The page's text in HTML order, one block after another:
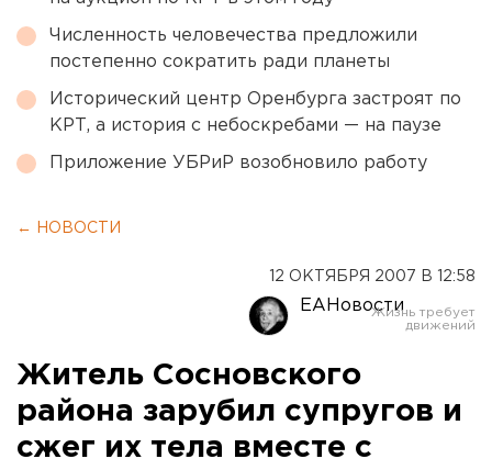
Численность человечества предложили
постепенно сократить ради планеты
Исторический центр Оренбурга застроят по
КРТ, а история с небоскребами — на паузе
Приложение УБРиР возобновило работу
← НОВОСТИ
12 ОКТЯБРЯ 2007 В 12:58
ЕАНовости
Житель Сосновского
района зарубил супругов и
сжег их тела вместе с